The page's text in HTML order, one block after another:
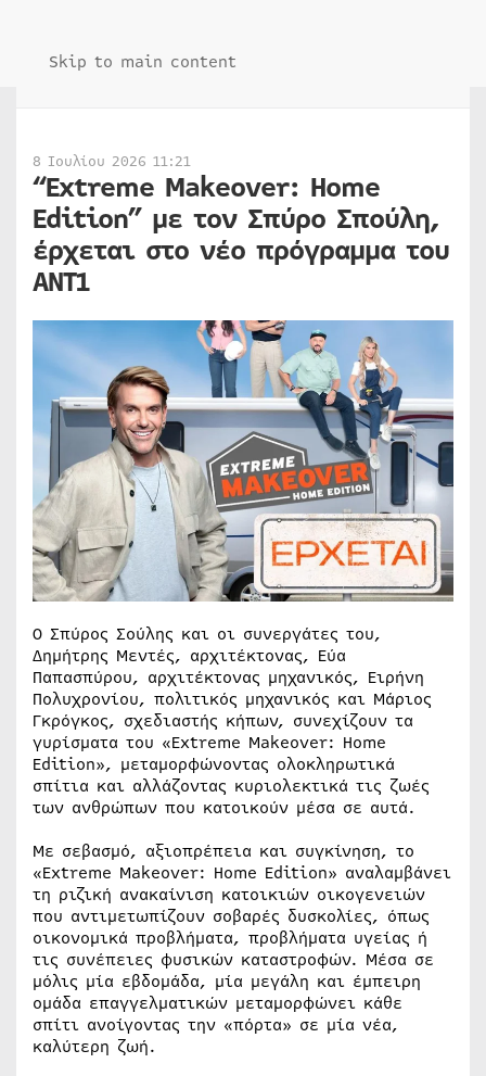
Skip to main content
8 Ιουλίου 2026 11:21
“Extreme Makeover: Home
Edition” με τον Σπύρο Σπούλη,
έρχεται στο νέο πρόγραμμα του
ΑΝΤ1
Ο Σπύρος Σούλης και οι συνεργάτες του,
Δημήτρης Μεντές, αρχιτέκτονας, Εύα
Παπασπύρου, αρχιτέκτονας μηχανικός, Ειρήνη
Πολυχρονίου, πολιτικός μηχανικός και Μάριος
Γκρόγκος, σχεδιαστής κήπων, συνεχίζουν τα
γυρίσματα του «Extreme Makeover: Home
Edition», μεταμορφώνοντας ολοκληρωτικά
σπίτια και αλλάζοντας κυριολεκτικά τις ζωές
των ανθρώπων που κατοικούν μέσα σε αυτά.
Με σεβασμό, αξιοπρέπεια και συγκίνηση, το
«Extreme Makeover: Home Edition» αναλαμβάνει
τη ριζική ανακαίνιση κατοικιών οικογενειών
που αντιμετωπίζουν σοβαρές δυσκολίες, όπως
οικονομικά προβλήματα, προβλήματα υγείας ή
τις συνέπειες φυσικών καταστροφών. Μέσα σε
μόλις μία εβδομάδα, μία μεγάλη και έμπειρη
ομάδα επαγγελματικών μεταμορφώνει κάθε
σπίτι ανοίγοντας την «πόρτα» σε μία νέα,
καλύτερη ζωή.